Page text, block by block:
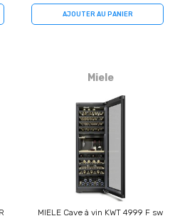
AJOUTER AU PANIER
Miele
MIELE Cave à vin KWT 4999 F sw